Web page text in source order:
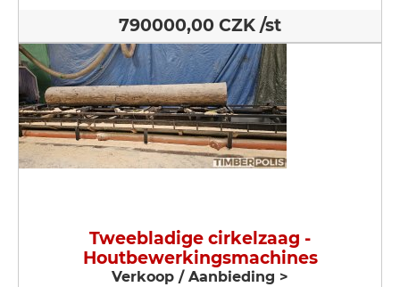
790000,00 CZK /st
Tweebladige cirkelzaag -
Houtbewerkingsmachines
Verkoop / Aanbieding >